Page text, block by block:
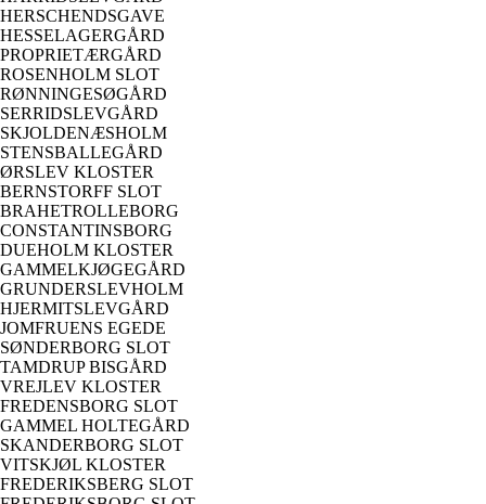
HERSCHENDSGAVE
HESSELAGERGÅRD
PROPRIETÆRGÅRD
ROSENHOLM SLOT
RØNNINGESØGÅRD
SERRIDSLEVGÅRD
SKJOLDENÆSHOLM
STENSBALLEGÅRD
ØRSLEV KLOSTER
BERNSTORFF SLOT
BRAHETROLLEBORG
CONSTANTINSBORG
DUEHOLM KLOSTER
GAMMELKJØGEGÅRD
GRUNDERSLEVHOLM
HJERMITSLEVGÅRD
JOMFRUENS EGEDE
SØNDERBORG SLOT
TAMDRUP BISGÅRD
VREJLEV KLOSTER
FREDENSBORG SLOT
GAMMEL HOLTEGÅRD
SKANDERBORG SLOT
VITSKJØL KLOSTER
FREDERIKSBERG SLOT